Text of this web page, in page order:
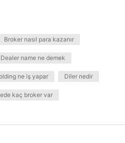
Broker nasıl para kazanır
Dealer name ne demek
ne iş yapar Diler nedir
kaç broker var